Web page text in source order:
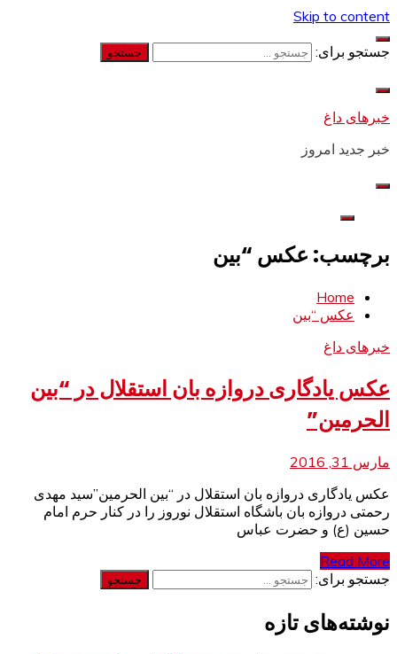
Skip to content
جستجو برای:
خبرهای داغ
خبر جدید امروز
برچسب: عکس “بین
Home
عکس “بین
خبرهای داغ
عکس یادگاری دروازه بان استقلال در “بین
الحرمین”
مارس 31, 2016
عکس یادگاری دروازه بان استقلال در “بین الحرمین”سید مهدی
رحمتی دروازه بان باشگاه استقلال نوروز را در کنار حرم امام
حسین (ع) و حضرت عباس
Read More
جستجو برای:
نوشته‌های تازه